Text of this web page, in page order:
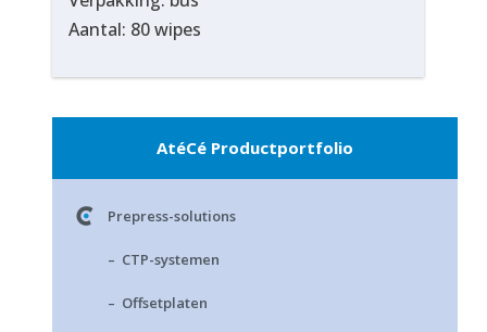
Aantal: 80 wipes
AtéCé Productportfolio
Prepress-solutions
– CTP-systemen
– Offsetplaten